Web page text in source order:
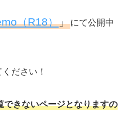
（R18）」にて公開中
ださい！
きないページとなりますの